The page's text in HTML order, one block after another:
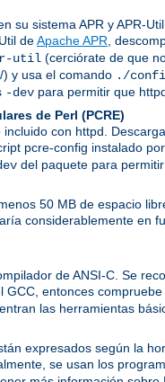
su sistema APR y APR-
deApache APR ,
util (cerciórate de que
y usa el comando ./
-dev para permitir que
de Perl (PCRE)
con httpd.
pcre-config instalado
del paquete para
50 MB de espacio
considerablemente en
de ANSI-C. Se
entonces
las herramientas
expresados según la
se usan los